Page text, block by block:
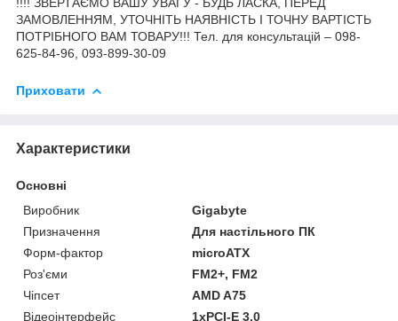
ЗАМОВЛЕННЯМ, УТОЧНІТЬ НАЯВНІСТЬ І ТОЧНУ ВАРТІСТЬ
ПОТРІБНОГО ВАМ ТОВАРУ!!! Тел. для консультацій – 098-
625-84-96, 093-899-30-09
Приховати
Характеристики
Основні
Виробник
Gigabyte
Призначення
Для настільного ПК
Форм-фактор
microATX
Роз'єми
FM2+, FM2
Чіпсет
AMD A75
Відеоінтерфейс
1xPCI-E 3.0